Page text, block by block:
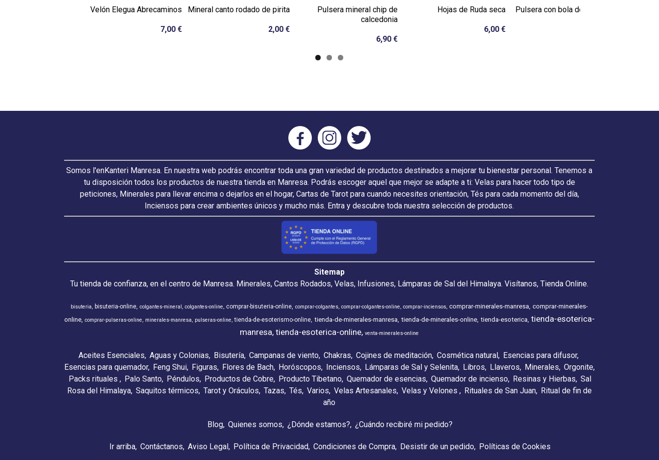
Velón Elegua Abrecaminos
7,00 €
Mineral canto rodado de pirita
2,00 €
Pulsera mineral chip de
calcedonia
6,90 €
Hojas de Ruda seca
6,00 €
Pulsera con bola de rodonita
Somos l'enKanteri Manresa. En nuestra web podrás encontrar toda una gran variedad de productos destinados a mejorar tu bienestar personal. Tenemos a
tu disposición todos los productos de nuestra tienda en Manresa. Podrás escoger aquel que mejor se adapte a ti: Velas para hacer todo tipo de
peticiones, Minerales para llevar encima o dejarlos en el hogar, Cartas de Tarot para cuando necesites orientación, Tés para cada momento del día,
Inciensos para crear ambientes únicos y mucho más. Entra y descubre toda nuestra selección de productos.
Sitemap
Tu tienda de confianza, en el centro de Manresa. Minerales, Cantos Rodados, Velas, Infusiones, Lámparas de Sal del Himalaya. Visítanos, Tienda Online.
bisuteria bisuteria-online colgantes-mineral colgantes-online comprar-bisuteria-online comprar-colgantes comprar-colgantes-online comprar-inciensos comprar-minerales-manresa comprar-minerales-
online comprar-pulseras-online minerales-manresa pulseras-online tienda-de-esoterismo-online tienda-de-minerales-manresa tienda-de-minerales-online tienda-esoterica tienda-esoterica-
manresa tienda-esoterica-online venta-minerales-online
Aceites Esenciales Aguas y Colonias Bisutería Campanas de viento Chakras Cojines de meditación Cosmética natural Esencias para difusor
Esencias para quemador Feng Shui Figuras Flores de Bach Horóscopos Inciensos Lámparas de Sal y Selenita Libros Llaveros Minerales Orgonite
Packs rituales Palo Santo Péndulos Productos de Cobre Producto Tibetano Quemador de esencias Quemador de incienso Resinas y Hierbas Sal
Rosa del Himalaya Saquitos térmicos Tarot y Oráculos Tazas Tés Varios Velas Artesanales Velas y Velones Rituales de San Juan Ritual de fin de
año
Blog Quienes somos ¿Dónde estamos? ¿Cuándo recibiré mi pedido?
Ir arriba Contáctanos Aviso Legal Política de Privacidad Condiciones de Compra Desistir de un pedido Políticas de Cookies